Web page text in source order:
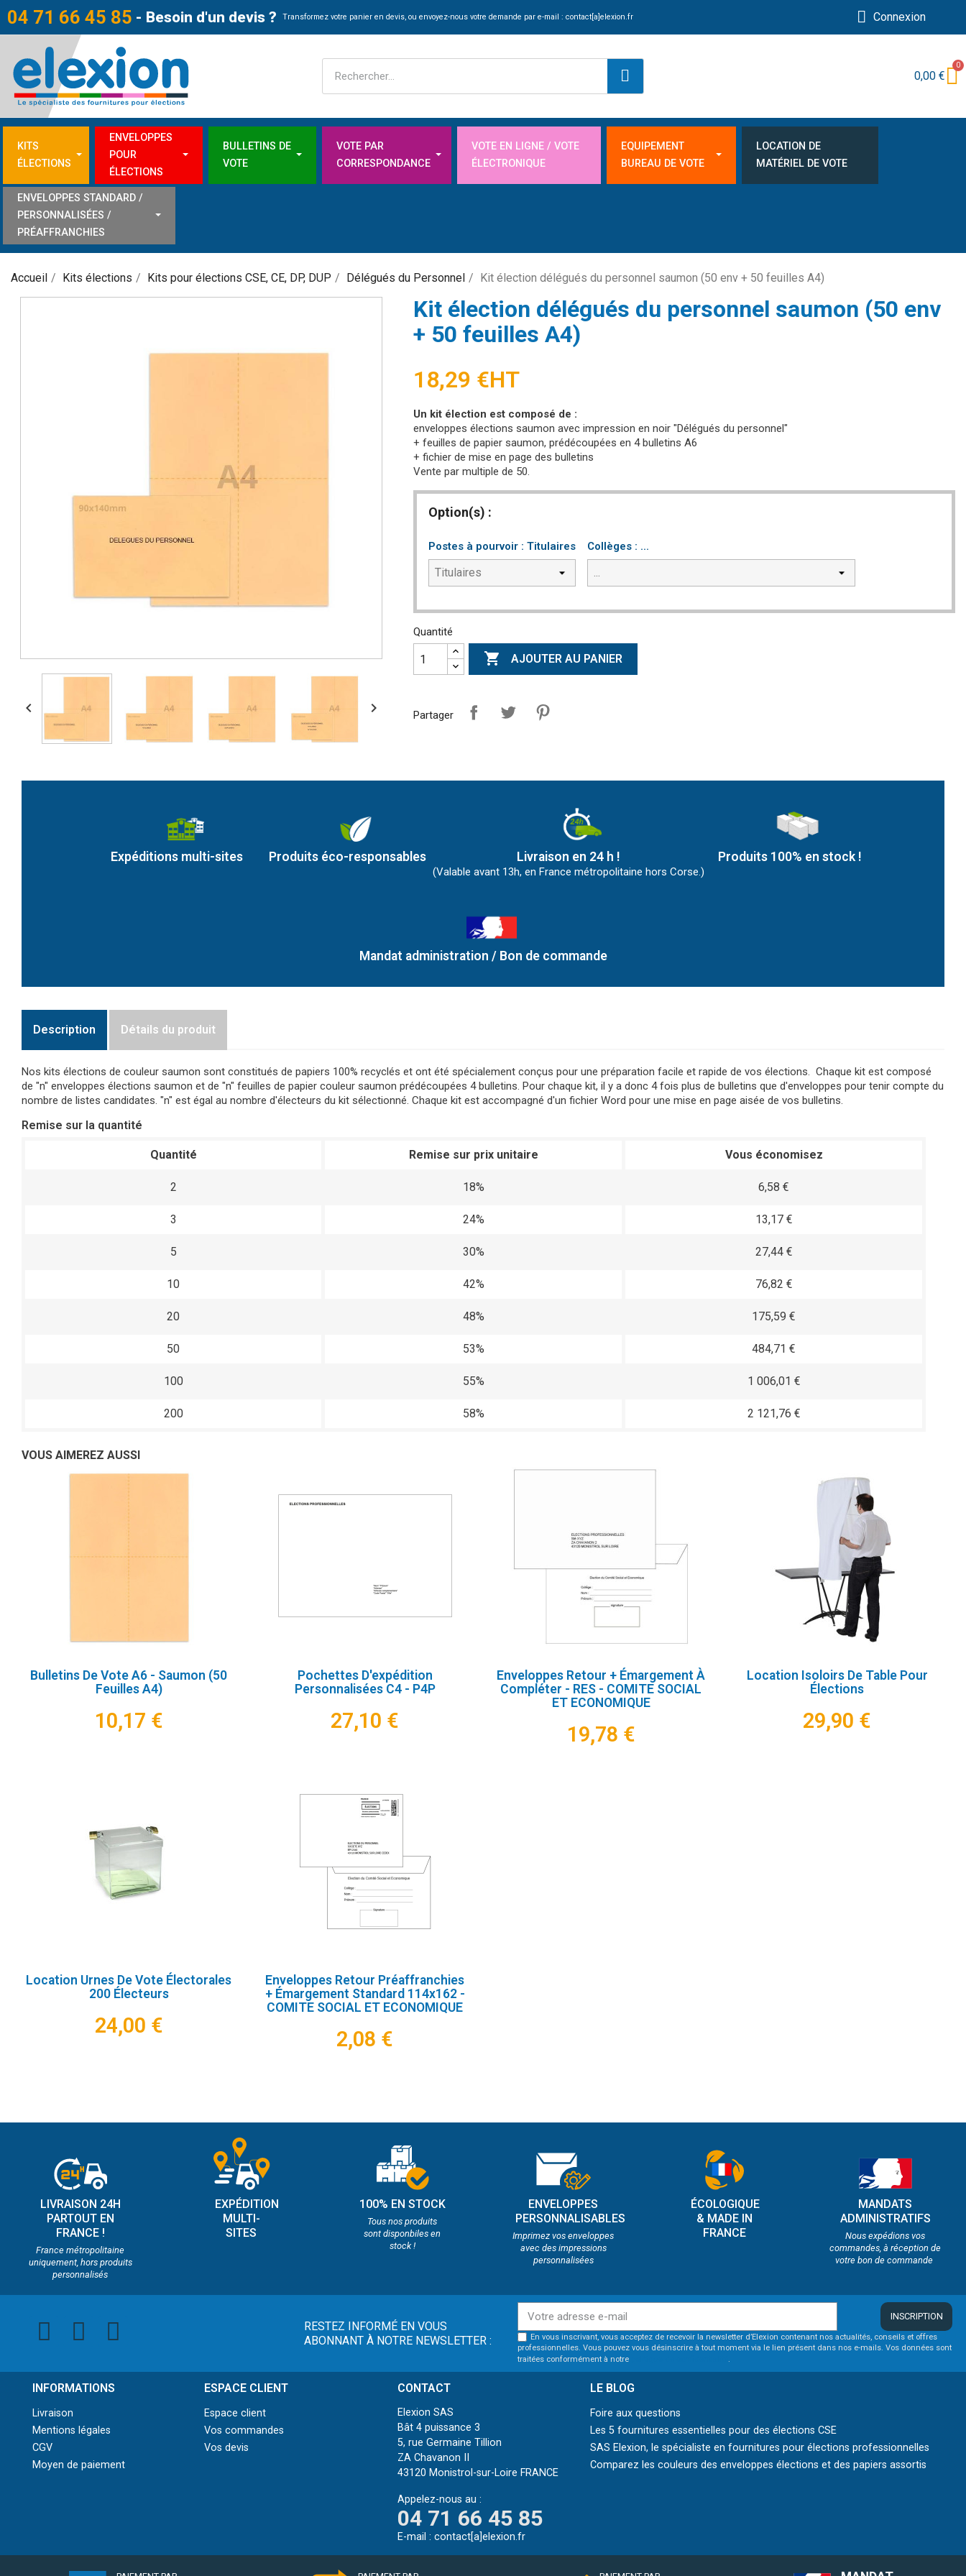
04 71 66 45 85 - Besoin d'un devis ? Transformez votre panier en devis, ou envoyez-nous votre demande par e-mail : contact[a]elexion.fr Connexion
0,00 €
KITS
ÉLECTIONS
ENVELOPPES
POUR
ÉLECTIONS
BULLETINS DE
VOTE
VOTE PAR
CORRESPONDANCE
VOTE EN LIGNE / VOTE
ÉLECTRONIQUE
EQUIPEMENT
BUREAU DE VOTE
LOCATION DE
MATÉRIEL DE VOTE
ENVELOPPES STANDARD /
PERSONNALISÉES /
PRÉAFFRANCHIES
Accueil Kits élections Kits pour élections CSE, CE, DP, DUP Délégués du Personnel Kit élection délégués du personnel saumon (50 env + 50 feuilles A4)
 
Kit élection délégués du personnel saumon (50 env
+ 50 feuilles A4)
18,29 €HT
Un kit élection est composé de :
enveloppes élections saumon avec impression en noir "Délégués du personnel"
+ feuilles de papier saumon, prédécoupées en 4 bulletins A6
+ fichier de mise en page des bulletins
Vente par multiple de 50.
Option(s) :
Postes à pourvoir : Titulaires Collèges : ...
Quantité
 AJOUTER AU PANIER
Partager
Expéditions multi-sites Produits éco-responsables Livraison en 24 h !
(Valable avant 13h, en France métropolitaine hors Corse.)
Produits 100% en stock !
Mandat administration / Bon de commande
Description Détails du produit
Nos kits élections de couleur saumon sont constitués de papiers 100% recyclés et ont été spécialement conçus pour une préparation facile et rapide de vos élections. Chaque kit est composé
de "n" enveloppes élections saumon et de "n" feuilles de papier couleur saumon prédécoupées 4 bulletins. Pour chaque kit, il y a donc 4 fois plus de bulletins que d'enveloppes pour tenir compte du
nombre de listes candidates. "n" est égal au nombre d'électeurs du kit sélectionné. Chaque kit est accompagné d'un fichier Word pour une mise en page aisée de vos bulletins.
Remise sur la quantité
Quantité Remise sur prix unitaire Vous économisez
2 18% 6,58 €
3 24% 13,17 €
5 30% 27,44 €
10 42% 76,82 €
20 48% 175,59 €
50 53% 484,71 €
100 55% 1 006,01 €
200 58% 2 121,76 €
VOUS AIMEREZ AUSSI
Bulletins De Vote A6 - Saumon (50
Feuilles A4)
10,17 €
Pochettes D'expédition
Personnalisées C4 - P4P
27,10 €
Enveloppes Retour + Émargement À
Compléter - RES - COMITE SOCIAL
ET ECONOMIQUE
19,78 €
Location Isoloirs De Table Pour
Élections
29,90 €
Location Urnes De Vote Électorales
200 Électeurs
24,00 €
Enveloppes Retour Préaffranchies
+ Émargement Standard 114x162 -
COMITE SOCIAL ET ECONOMIQUE
2,08 €
LIVRAISON 24H
PARTOUT EN
FRANCE !
France métropolitaine
uniquement, hors produits
personnalisés
EXPÉDITION
MULTI-
SITES
100% EN STOCK
Tous nos produits
sont disponbiles en
stock !
ENVELOPPES
PERSONNALISABLES
Imprimez vos enveloppes
avec des impressions
personnalisées
ÉCOLOGIQUE
& MADE IN
FRANCE
MANDATS
ADMINISTRATIFS
Nous expédions vos
commandes, à réception de
votre bon de commande
RESTEZ INFORMÉ EN VOUS
ABONNANT À NOTRE NEWSLETTER :
INSCRIPTION
En vous inscrivant, vous acceptez de recevoir la newsletter d’Elexion contenant nos actualités, conseils et offres
professionnelles. Vous pouvez vous désinscrire à tout moment via le lien présent dans nos e-mails. Vos données sont
traitées conformément à notre
.
INFORMATIONS
Livraison
Mentions légales
CGV
Moyen de paiement
ESPACE CLIENT
Espace client
Vos commandes
Vos devis
CONTACT
Elexion SAS
Bât 4 puissance 3
5, rue Germaine Tillion
ZA Chavanon II
43120 Monistrol-sur-Loire FRANCE
Appelez-nous au :
04 71 66 45 85
E-mail : contact[a]elexion.fr
LE BLOG
Foire aux questions
Les 5 fournitures essentielles pour des élections CSE
SAS Elexion, le spécialiste en fournitures pour élections professionnelles
Comparez les couleurs des enveloppes élections et des papiers assortis